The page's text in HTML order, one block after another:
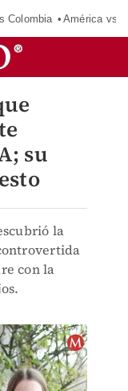
Colombia América vs
su
la
con la